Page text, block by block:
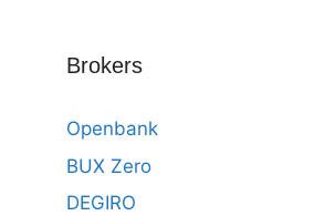
Brokers
Openbank
BUX Zero
DEGIRO